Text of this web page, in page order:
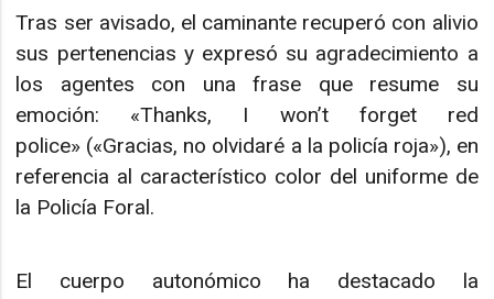
Tras ser avisado, el caminante recuperó con alivio
sus pertenencias y expresó su agradecimiento a
los agentes con una frase que resume su
emoción: «Thanks, I won’t forget red
police» («Gracias, no olvidaré a la policía roja»), en
referencia al característico color del uniforme de
la Policía Foral.
El cuerpo autonómico ha destacado la